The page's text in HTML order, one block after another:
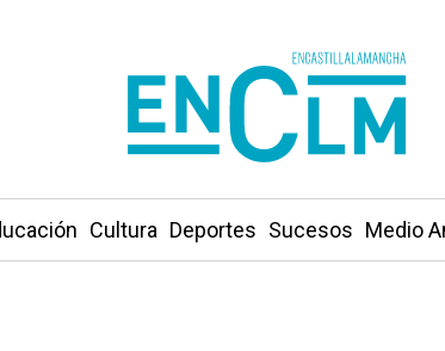
Cultura Deportes Sucesos Medio